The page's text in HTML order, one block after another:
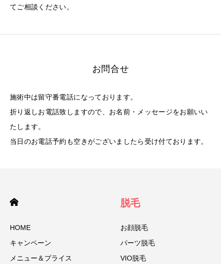
てご相談ください。
お問合せ
施術中は留守番電話になっております。
折り返しお電話致しますので、お名前・メッセージをお願いい
たします。
当日のお電話予約も空きがございましたら受け付ております。
HOME
キャンペーン
メニュー＆プライス
脱毛
お顔脱毛
パーツ脱毛
VIO脱毛